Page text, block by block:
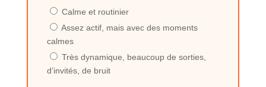
Calme et routinier
Assez actif, mais avec des moments
calmes
Très dynamique, beaucoup de sorties,
d’invités, de bruit